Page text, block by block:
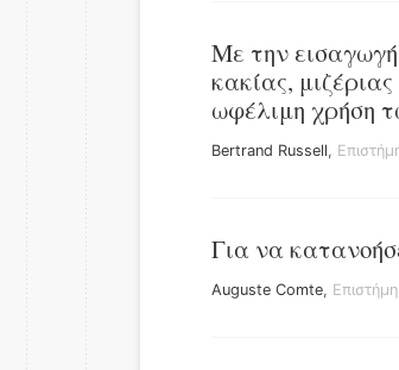
Με την
κακίας,
ωφέλιμη χρήση
Bertrand Russell,
Για να
Auguste Comte,